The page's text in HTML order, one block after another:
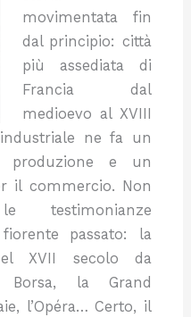
movimentata fin
dal principio: città
più assediata di
Francia dal
medioevo al XVIII
ne fa un
produzione e un
il commercio. Non
testimonianze
passato: la
XVII secolo da
Borsa, la Grand
l’Opéra… Certo, il